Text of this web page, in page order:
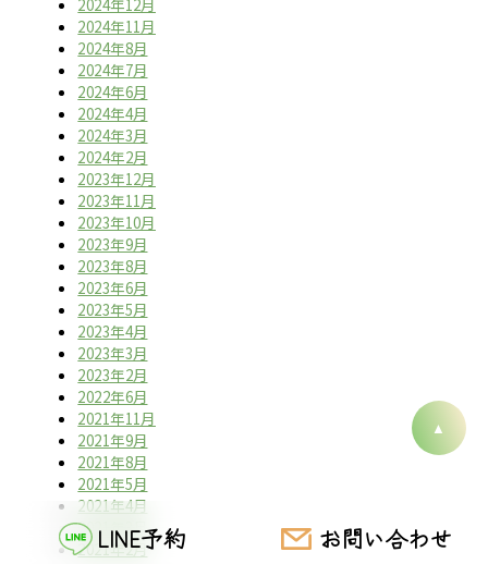
2024年11月
2024年8月
2024年7月
2024年6月
2024年4月
2024年3月
2024年2月
2023年12月
2023年11月
2023年10月
2023年9月
2023年8月
2023年6月
2023年5月
2023年4月
2023年3月
2023年2月
2022年6月
2021年11月
2021年9月
2021年8月
2021年5月
2021年4月
2021年3月
2021年2月
LINE予約 お問い合わせ